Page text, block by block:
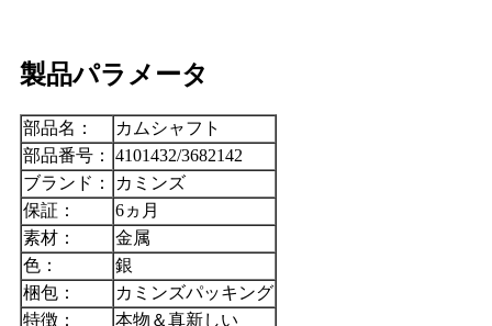
製品パラメータ
部品名：
カムシャフト
部品番号：
4101432/3682142
ブランド：
カミンズ
保証：
6ヵ月
素材：
金属
色：
銀
梱包：
カミンズパッキング
特徴：
本物＆真新しい